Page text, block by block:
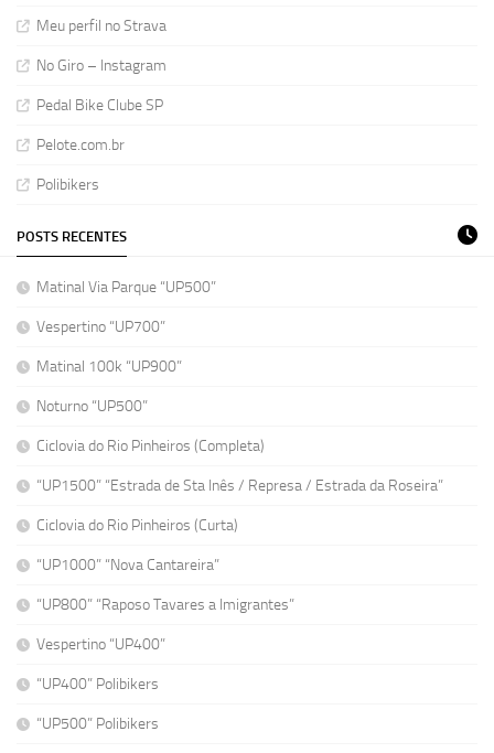
Meu perfil no Strava
No Giro – Instagram
Pedal Bike Clube SP
Pelote.com.br
Polibikers
POSTS RECENTES
Matinal Via Parque “UP500”
Vespertino “UP700”
Matinal 100k “UP900”
Noturno “UP500”
Ciclovia do Rio Pinheiros (Completa)
“UP1500” “Estrada de Sta Inês / Represa / Estrada da Roseira”
Ciclovia do Rio Pinheiros (Curta)
“UP1000” “Nova Cantareira”
“UP800” “Raposo Tavares a Imigrantes”
Vespertino “UP400”
“UP400” Polibikers
“UP500” Polibikers